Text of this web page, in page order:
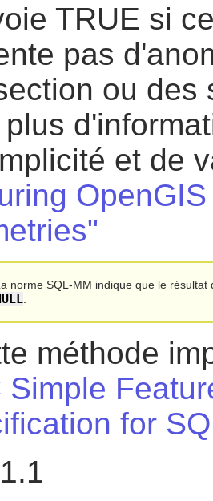
TRUE si
pas
ou des
plus
et de
norme SQL-MM indique que le
méthode
Simple
for